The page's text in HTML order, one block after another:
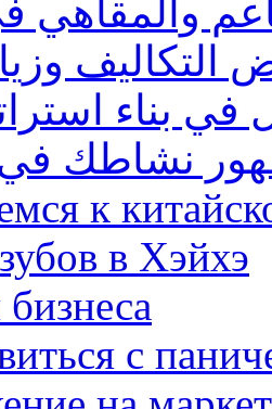
بناء
نشاطك
к
в Хэйхэ
с